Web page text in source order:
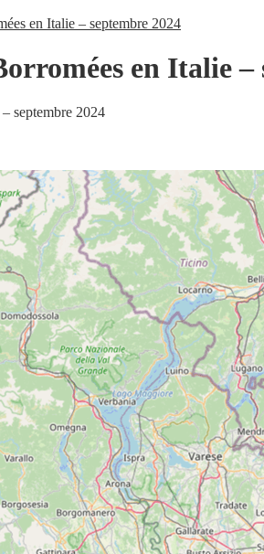
en Italie – septembre 2024
en Italie –
septembre 2024